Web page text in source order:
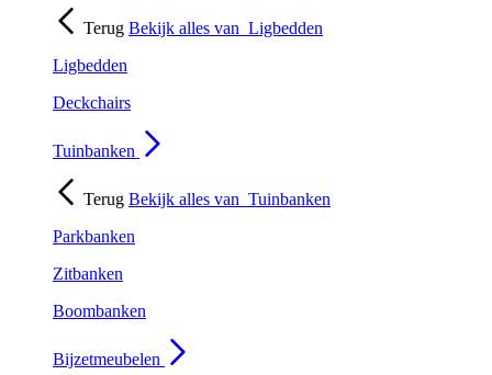
Terug Bekijk alles van Ligbedden
Ligbedden
Deckchairs
Tuinbanken
Terug Bekijk alles van Tuinbanken
Parkbanken
Zitbanken
Boombanken
Bijzetmeubelen